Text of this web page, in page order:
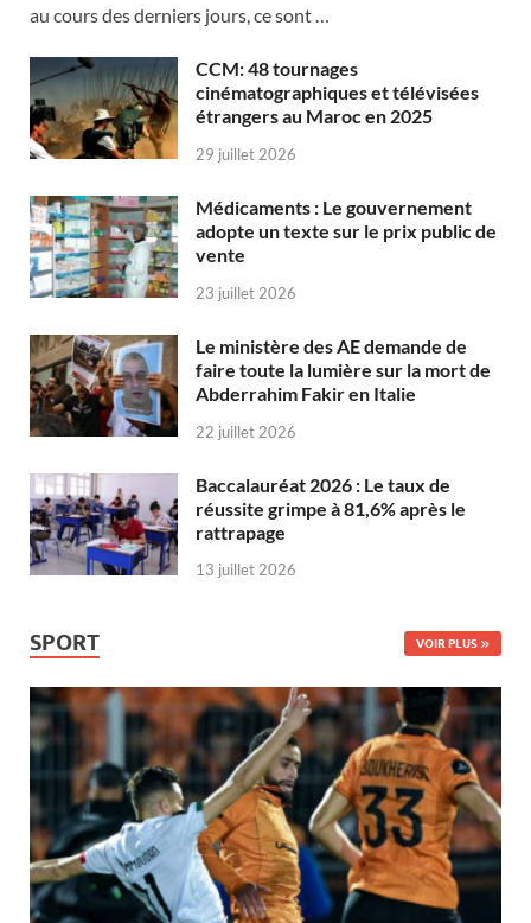
au cours des derniers jours, ce sont …
CCM: 48 tournages
cinématographiques et télévisées
étrangers au Maroc en 2025
29 juillet 2026
Médicaments : Le gouvernement
adopte un texte sur le prix public de
vente
23 juillet 2026
Le ministère des AE demande de
faire toute la lumière sur la mort de
Abderrahim Fakir en Italie
22 juillet 2026
Baccalauréat 2026 : Le taux de
réussite grimpe à 81,6% après le
rattrapage
13 juillet 2026
SPORT VOIR PLUS